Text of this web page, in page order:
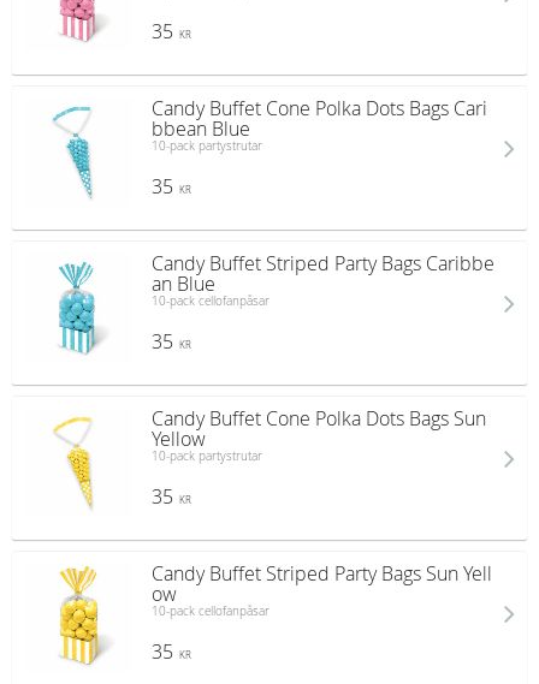
35 KR
Candy Buffet Cone Polka Dots Bags Cari
bbean Blue
10-pack partystrutar
35 KR
Candy Buffet Striped Party Bags Caribbe
an Blue
10-pack cellofanpåsar
35 KR
Candy Buffet Cone Polka Dots Bags Sun
Yellow
10-pack partystrutar
35 KR
Candy Buffet Striped Party Bags Sun Yell
ow
10-pack cellofanpåsar
35 KR